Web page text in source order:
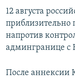
12 августа
приблизительно
напротив
админгранице
После аннексии